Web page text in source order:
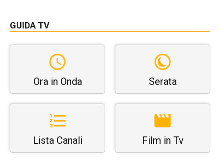
GUIDA TV
Ora in Onda Serata
Lista Canali Film in Tv